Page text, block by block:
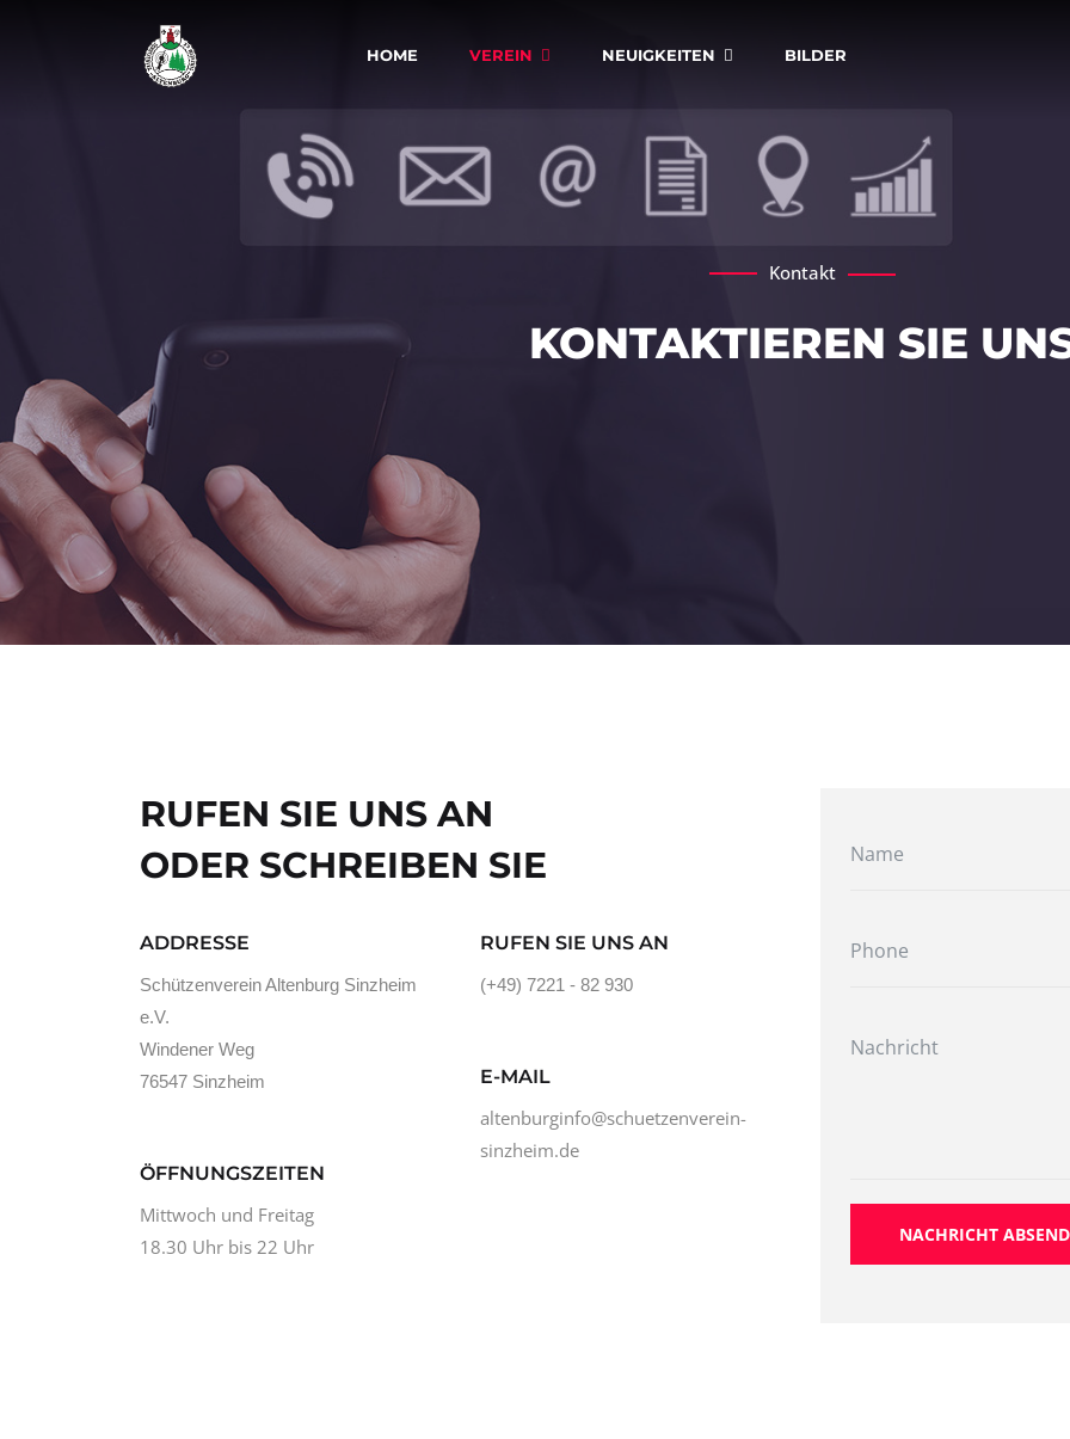
HOME VEREIN NEUIGKEITEN BILDER
Kontakt
KONTAKTIEREN SIE
RUFEN SIE UNS AN
ODER SCHREIBEN SIE
ADDRESSE
Schützenverein Altenburg Sinzheim
e.V.
Windener Weg
76547 Sinzheim
ÖFFNUNGSZEITEN
Mittwoch und Freitag
18.30 Uhr bis 22 Uhr
RUFEN SIE UNS AN
(+49) 7221 - 82 930
E-MAIL
altenburginfo@schuetzenverein-
sinzheim.de
NACHRICHT